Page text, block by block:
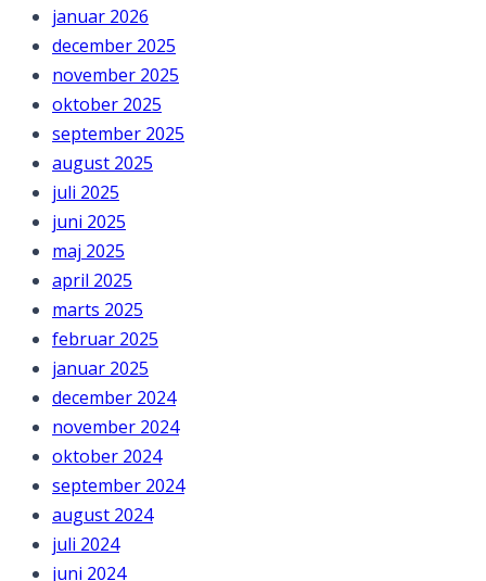
januar 2026
december 2025
november 2025
oktober 2025
september 2025
august 2025
juli 2025
juni 2025
maj 2025
april 2025
marts 2025
februar 2025
januar 2025
december 2024
november 2024
oktober 2024
september 2024
august 2024
juli 2024
juni 2024